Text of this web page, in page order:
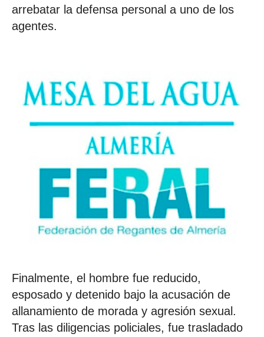
arrebatar la defensa personal a uno de los
agentes.
Finalmente, el hombre fue reducido,
esposado y detenido bajo la acusación de
allanamiento de morada y agresión sexual.
Tras las diligencias policiales, fue trasladado